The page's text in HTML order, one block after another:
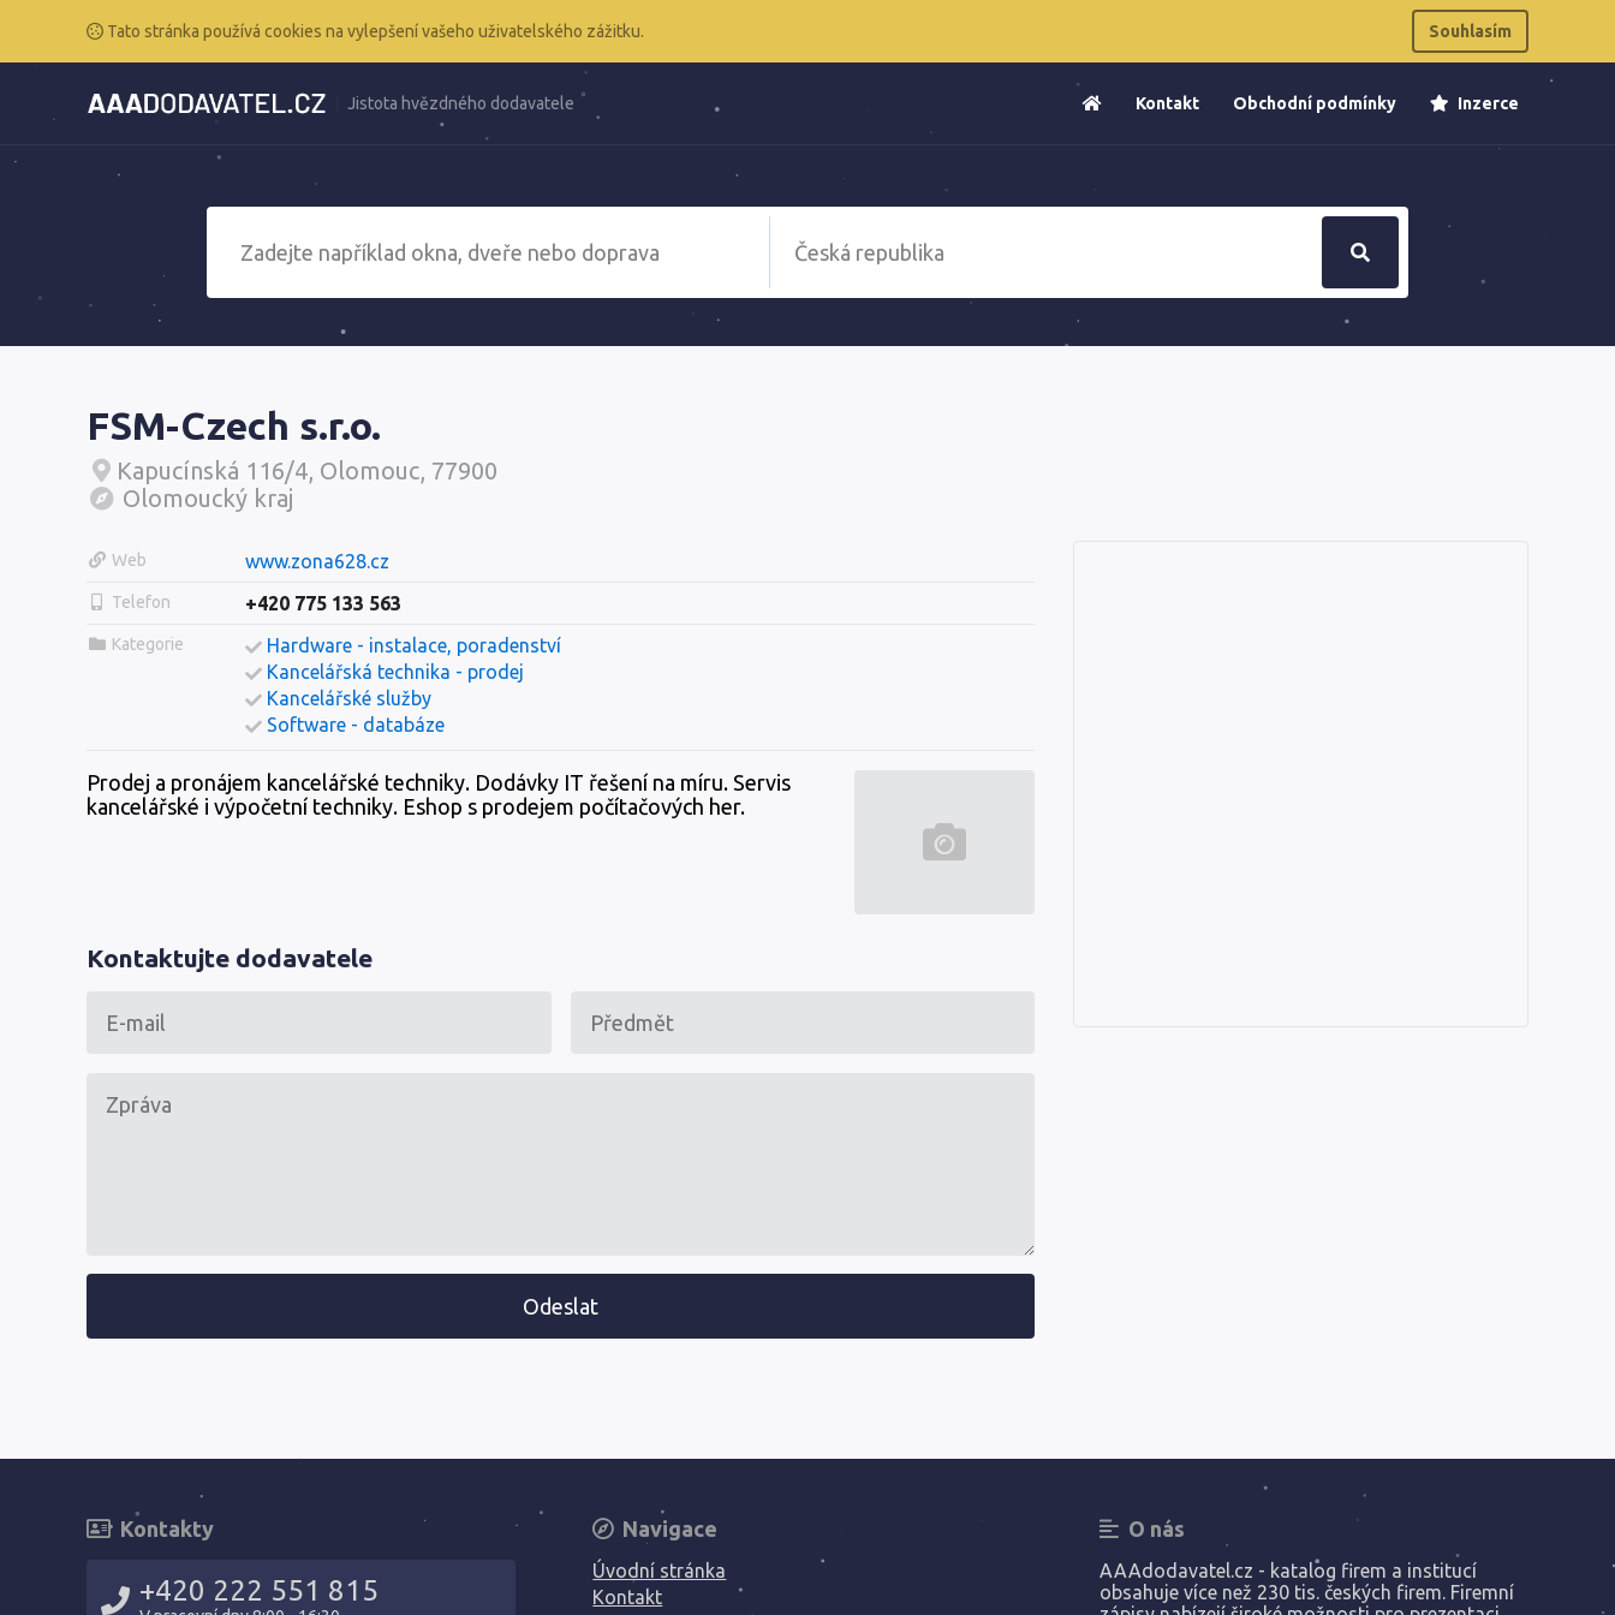
Tato stránka používá cookies na vylepšení vašeho uživatelského zážitku. Souhlasím
Jistota hvězdného dodavatele Kontakt Obchodní podmínky Inzerce
FSM-Czech s.r.o.
Kapucínská 116/4, Olomouc, 77900
Olomoucký kraj
Web www.zona628.cz
Telefon +420 775 133 563
Kategorie
Hardware - instalace, poradenství
Kancelářská technika - prodej
Kancelářské služby
Software - databáze
Prodej a pronájem kancelářské techniky. Dodávky IT řešení na míru. Servis
kancelářské i výpočetní techniky. Eshop s prodejem počítačových her.
Kontaktujte dodavatele
Odeslat
Kontakty
+420 222 551 815
Navigace
Úvodní stránka
Kontakt
O nás
AAAdodavatel.cz - katalog firem a institucí
obsahuje více než 230 tis. českých firem. Firemní